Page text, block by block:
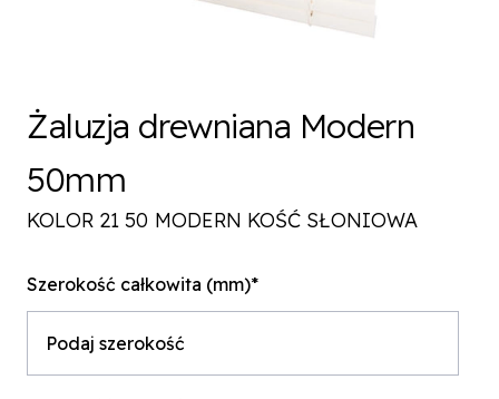
Żaluzja drewniana Modern
50mm
KOLOR 21 50 MODERN KOŚĆ SŁONIOWA
Szerokość całkowita (mm)*